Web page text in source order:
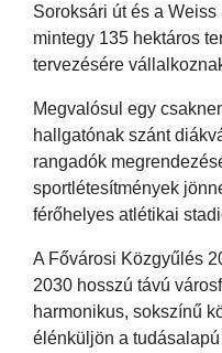
Soroksári út és a
mintegy 135 hektáros
tervezésére
Megvalósul egy
hallgatónak szánt
rangadók
sportlétesítmények
férőhelyes atlétikai
A Fővárosi Közgyűlés
2030 hosszú távú
harmonikus, sokszínű
élénküljön a